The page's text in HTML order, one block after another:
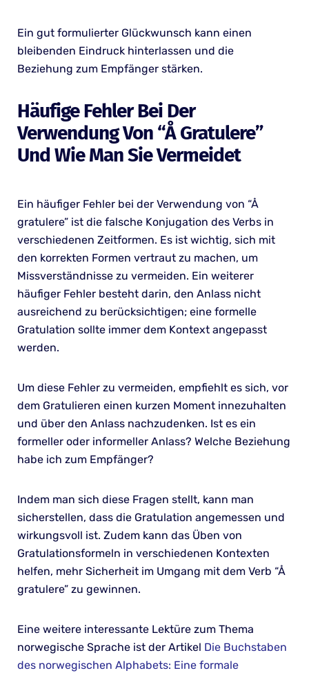
Ein gut formulierter Glückwunsch kann einen
bleibenden Eindruck hinterlassen und die
Beziehung zum Empfänger stärken.
Häufige Fehler Bei Der
Verwendung Von “Å Gratulere”
Und Wie Man Sie Vermeidet
Ein häufiger Fehler bei der Verwendung von “Å
gratulere” ist die falsche Konjugation des Verbs in
verschiedenen Zeitformen. Es ist wichtig, sich mit
den korrekten Formen vertraut zu machen, um
Missverständnisse zu vermeiden. Ein weiterer
häufiger Fehler besteht darin, den Anlass nicht
ausreichend zu berücksichtigen; eine formelle
Gratulation sollte immer dem Kontext angepasst
werden.
Um diese Fehler zu vermeiden, empfiehlt es sich, vor
dem Gratulieren einen kurzen Moment innezuhalten
und über den Anlass nachzudenken. Ist es ein
formeller oder informeller Anlass? Welche Beziehung
habe ich zum Empfänger?
Indem man sich diese Fragen stellt, kann man
sicherstellen, dass die Gratulation angemessen und
wirkungsvoll ist. Zudem kann das Üben von
Gratulationsformeln in verschiedenen Kontexten
helfen, mehr Sicherheit im Umgang mit dem Verb “Å
gratulere” zu gewinnen.
Eine weitere interessante Lektüre zum Thema
norwegische Sprache ist der Artikel Die Buchstaben
des norwegischen Alphabets: Eine formale